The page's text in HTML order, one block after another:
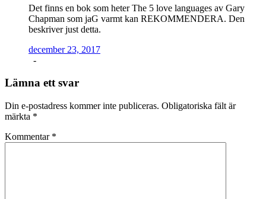
Det finns en bok som heter The 5 love languages av Gary
Chapman som jaG varmt kan REKOMMENDERA. Den
beskriver just detta.
december 23, 2017
-
Lämna ett svar
Din e-postadress kommer inte publiceras. Obligatoriska fält är
märkta *
Kommentar *